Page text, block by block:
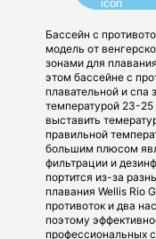
Бассейн с
модель от
зонами для
этом бассейне с
плавательной и спа
температурой 23-
выставить
правильной
большим плюсом
фильтрации и
портится из-за
плавания Wellis Rio
противоток и два
поэтому
профессиональных